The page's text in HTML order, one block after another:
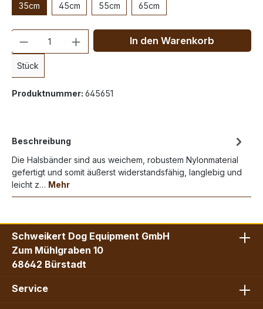
35cm 45cm 55cm 65cm
Anzahl
Stück
In den Warenkorb
Produktnummer: 645651
Beschreibung
Die Halsbänder sind aus weichem, robustem Nylonmaterial
gefertigt und somit äußerst widerstandsfähig, langlebig und
leicht z… Mehr
Schweikert Dog Equipment GmbH
Zum Mühlgraben 10
68642 Bürstadt
Service